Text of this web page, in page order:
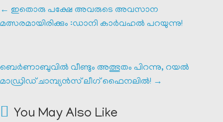
← ഇതൊരു പക്ഷേ അവരുടെ അവസാന
മത്സരമായിരിക്കും :ഡാനി കാർവഹൽ പറയുന്നു!
ബെർണാബുവിൽ വീണ്ടും അത്ഭുതം പിറന്നു, റയൽ
മാഡ്രിഡ് ചാമ്പ്യൻസ് ലീഗ് ഫൈനലിൽ! →
You May Also Like